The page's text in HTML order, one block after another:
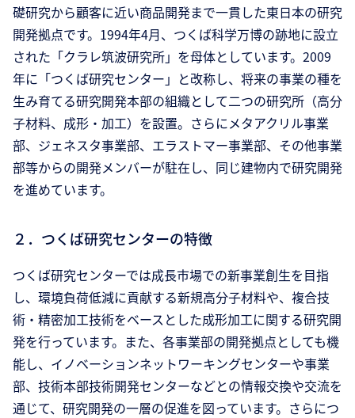
礎研究から顧客に近い商品開発まで一貫した東日本の研究
開発拠点です。1994年4月、つくば科学万博の跡地に設立
された「クラレ筑波研究所」を母体としています。2009
年に「つくば研究センター」と改称し、将来の事業の種を
生み育てる研究開発本部の組織として二つの研究所（高分
子材料、成形・加工）を設置。さらにメタアクリル事業
部、ジェネスタ事業部、エラストマー事業部、その他事業
部等からの開発メンバーが駐在し、同じ建物内で研究開発
を進めています。
２．つくば研究センターの特徴
つくば研究センターでは成長市場での新事業創生を目指
し、環境負荷低減に貢献する新規高分子材料や、複合技
術・精密加工技術をベースとした成形加工に関する研究開
発を行っています。また、各事業部の開発拠点としても機
能し、イノベーションネットワーキングセンターや事業
部、技術本部技術開発センターなどとの情報交換や交流を
通じて、研究開発の一層の促進を図っています。さらにつ